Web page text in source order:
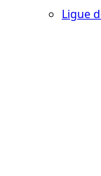
Ligue